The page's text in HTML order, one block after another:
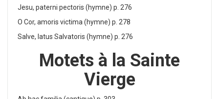
Jesu, paterni pectoris (hymne) p. 276
O Cor, amoris victima (hymne) p. 278
Salve, latus Salvatoris (hymne) p. 276
Motets à la Sainte
Vierge